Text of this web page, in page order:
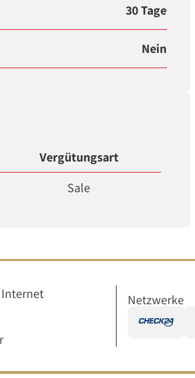
30 Tage
Nein
Vergütungsart
Sale
Internet
Netzwerke